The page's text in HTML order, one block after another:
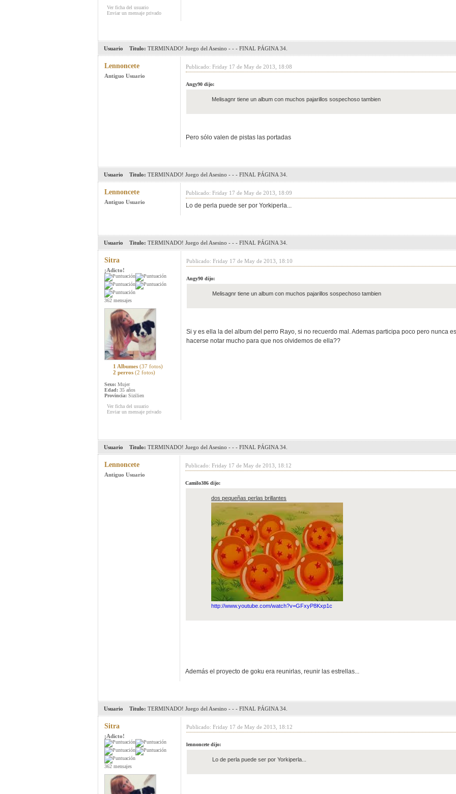
Ver ficha del usuario
Enviar un mensaje privado
Usuario Titulo: TERMINADO! Juego del Asesino - - - FINAL PÁGINA 34.
Lennoncete
Antiguo Usuario
Publicado: Friday 17 de May de 2013, 18:08
Angy90 dijo:
Melisagnr tiene un album con muchos pajarillos sospechoso tambien
Pero sólo valen de pistas las portadas
Usuario Titulo: TERMINADO! Juego del Asesino - - - FINAL PÁGINA 34.
Lennoncete
Antiguo Usuario
Publicado: Friday 17 de May de 2013, 18:09
Lo de perla puede ser por Yorkiperla...
Usuario Titulo: TERMINADO! Juego del Asesino - - - FINAL PÁGINA 34.
Sitra
¡Adicto!
362 mensajes
1 Albumes (37 fotos)
2 perros (2 fotos)
Sexo: Mujer
Edad: 35 años
Provincia: Sizilien
Ver ficha del usuario
Enviar un mensaje privado
Publicado: Friday 17 de May de 2013, 18:10
Angy90 dijo:
Melisagnr tiene un album con muchos pajarillos sospechoso tambien
Si y es ella la del album del perro Rayo, si no recuerdo mal. Ademas participa poco pero nunca
hacerse notar mucho para que nos olvidemos de ella??
Usuario Titulo: TERMINADO! Juego del Asesino - - - FINAL PÁGINA 34.
Lennoncete
Antiguo Usuario
Publicado: Friday 17 de May de 2013, 18:12
Camilo386 dijo:
dos pequeñas perlas brillantes
http://www.youtube.com/watch?v=GFxyP8Kxp1c
Además el proyecto de goku era reunirlas, reunir las estrellas...
Usuario Titulo: TERMINADO! Juego del Asesino - - - FINAL PÁGINA 34.
Sitra
¡Adicto!
362 mensajes
Publicado: Friday 17 de May de 2013, 18:12
lennoncete dijo:
Lo de perla puede ser por Yorkiperla...